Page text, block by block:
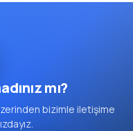
mı?
bizimle iletişime